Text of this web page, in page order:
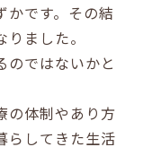
かです。その結
ました。
のではないかと
の体制やあり方
らしてきた生活